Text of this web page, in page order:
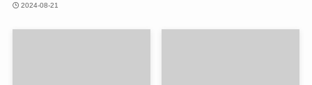
2024-08-21